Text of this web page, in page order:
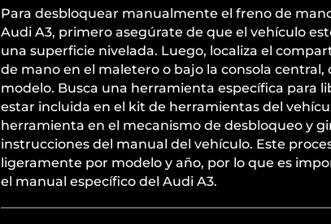
Para desbloquear manualmente el freno de
Audi A3, primero asegúrate de que el vehículo
una superficie nivelada. Luego, localiza el
de mano en el maletero o bajo la consola central,
modelo. Busca una herramienta específica para
estar incluida en el kit de herramientas del
herramienta en el mecanismo de desbloqueo y
instrucciones del manual del vehículo. Este
ligeramente por modelo y año, por lo que es
el manual específico del Audi A3.